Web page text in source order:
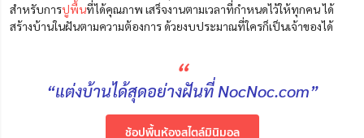
สำหรับการปูพื้นที่ได้คุณภาพ เสร็จงานตามเวลาที่กำหนดไว้ให้ทุกคน ได้
สร้างบ้านในฝันตามความต้องการ ด้วยงบประมาณที่ใครก็เป็นเจ้าของได้
“
“แต่งบ้านได้สุดอย่างฝันที่ NocNoc.com”
ช้อปพื้นห้องสไตล์มินิมอล